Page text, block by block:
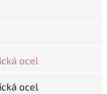
ocel
ocel